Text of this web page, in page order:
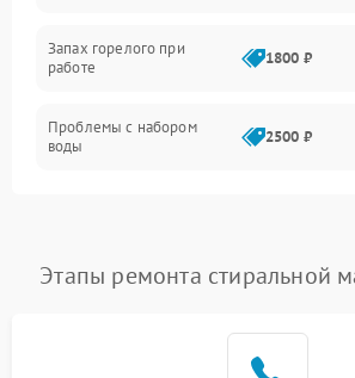
Запах горелого при
работе
1800 ₽
Проблемы с набором
воды
2500 ₽
Замена платы управления
Этапы ремонта стиральной